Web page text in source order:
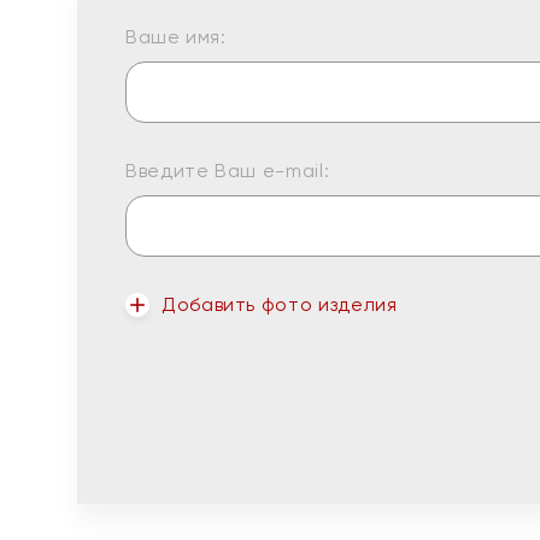
Ваше имя:
Введите Ваш e-mail:
Добавить фото изделия